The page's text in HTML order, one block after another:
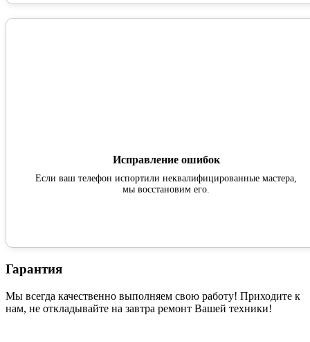
Исправление ошибок
Если ваш телефон испортили неквалифицированные мастера,
мы восстановим его.
Гарантия
Мы всегда качественно выполняем свою работу! Приходите к
нам, не откладывайте на завтра ремонт Вашей техники!